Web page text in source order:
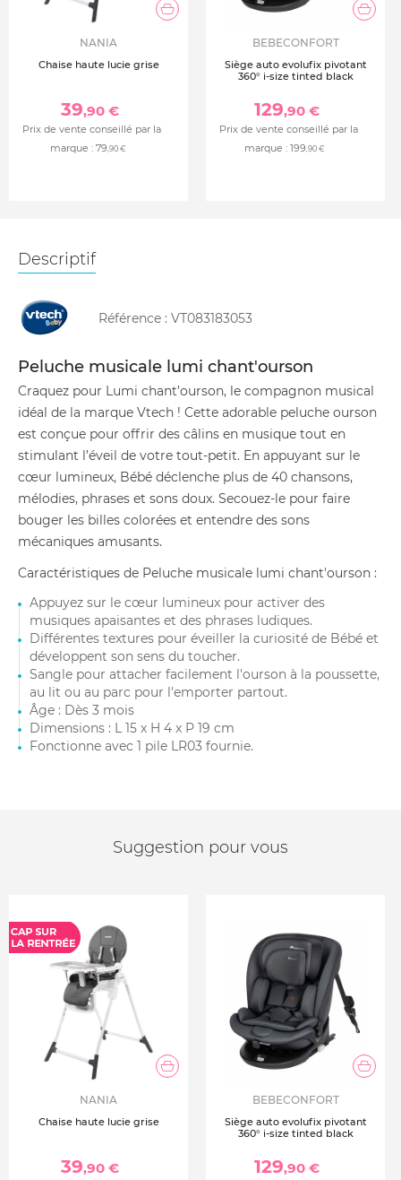
NANIA
Chaise haute lucie grise
39,90 €
Prix de vente conseillé par la
marque : 79,90 €
BEBECONFORT
Siège auto evolufix pivotant
360° i-size tinted black
129,90 €
Prix de vente conseillé par la
marque : 199,90 €
Descriptif
Référence : VT083183053
Peluche musicale lumi chant'ourson
Craquez pour Lumi chant’ourson, le compagnon musical
idéal de la marque Vtech ! Cette adorable peluche ourson
est conçue pour offrir des câlins en musique tout en
stimulant l’éveil de votre tout-petit. En appuyant sur le
cœur lumineux, Bébé déclenche plus de 40 chansons,
mélodies, phrases et sons doux. Secouez-le pour faire
bouger les billes colorées et entendre des sons
mécaniques amusants.
Caractéristiques de Peluche musicale lumi chant'ourson :
Appuyez sur le cœur lumineux pour activer des
musiques apaisantes et des phrases ludiques.
Différentes textures pour éveiller la curiosité de Bébé et
développent son sens du toucher.
Sangle pour attacher facilement l'ourson à la poussette,
au lit ou au parc pour l'emporter partout.
Âge : Dès 3 mois
Dimensions : L 15 x H 4 x P 19 cm
Fonctionne avec 1 pile LR03 fournie.
Suggestion pour vous
NANIA
Chaise haute lucie grise
39,90 €
BEBECONFORT
Siège auto evolufix pivotant
360° i-size tinted black
129,90 €